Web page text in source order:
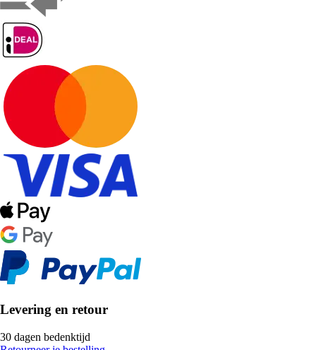
Levering en retour
30 dagen bedenktijd